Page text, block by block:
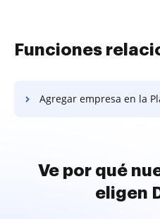
Funciones
Agregar empresa en la Plantilla de Propuesta de Mantenimiento de
Ve por qué
eligen